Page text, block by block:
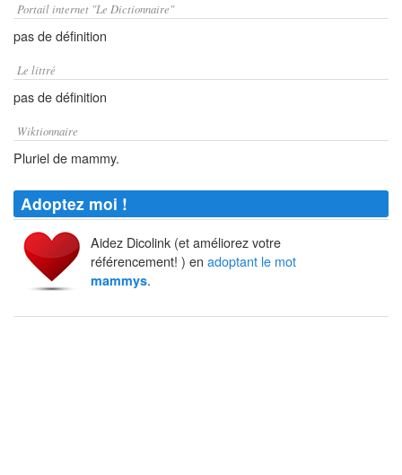
Portail internet "Le Dictionnaire"
pas de définition
Le littré
pas de définition
Wiktionnaire
Pluriel de mammy.
Adoptez moi !
Aidez Dicolink (et améliorez votre
référencement! ) en adoptant le mot
mammys.